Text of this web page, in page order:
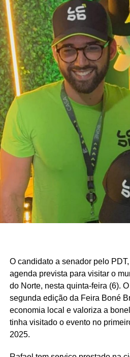
Especialistas que analisaram os
esse resultado ao trabalho
municipal de assistência social.
atuação da gestão da Secretaria
Habitação e Assistência Social,
secretária Suzete Pereira, tem
ações de inclusão social,
acompanhamento das famílias,
financeira e reduzindo a
transferência de renda.
O estudo também aponta que
do Seridó, como Ouro Branco,
e Acari, apresentam indicadores
da combinação entre atividade
leiteira, comércio, setor público e
desenvolvimento humano
boa parte do interior potiguar.
O candidato a senador pelo
agenda prevista para visitar o
do Norte, nesta quinta-feira (6).
segunda edição da Feira Boné
economia local e valoriza a
tinha visitado o evento no
2025.